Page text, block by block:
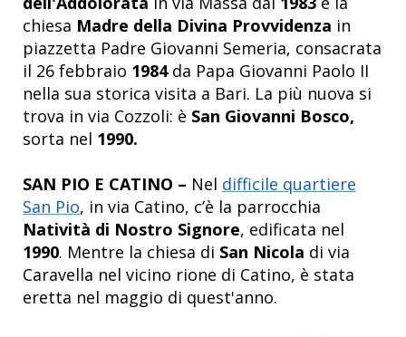
chiesa Madre della Divina Provvidenza in
piazzetta Padre Giovanni Semeria, consacrata
il 26 febbraio 1984da Papa Giovanni Paolo II
nella sua storica visita a Bari. La più nuova si
trova in via Cozzoli: è San Giovanni Bosco,
sorta nel 1990.
SAN PIO E CATINO – Nel difficile quartiere
San Pio, in via Catino, c’è la parrocchia
Natività di Nostro Signore, edificata nel
1990. Mentre la chiesa di San Nicola di via
Caravella nel vicino rione di Catino, è stata
eretta nel maggio di quest'anno.